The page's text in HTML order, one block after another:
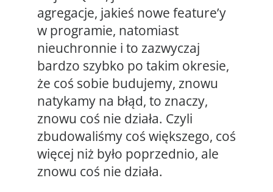
agregacje, jakieś nowe feature’y
w programie, natomiast
nieuchronnie i to zazwyczaj
bardzo szybko po takim okresie,
że coś sobie budujemy, znowu
natykamy na błąd, to znaczy,
znowu coś nie działa. Czyli
zbudowaliśmy coś większego, coś
więcej niż było poprzednio, ale
znowu coś nie działa.